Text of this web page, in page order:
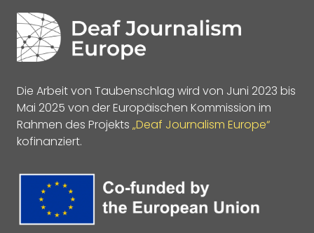
Die Arbeit von Taubenschlag wird von Juni 2023 bis
Mai 2025 von der Europäischen Kommission im
Rahmen des Projekts „Deaf Journalism Europe“
kofinanziert.